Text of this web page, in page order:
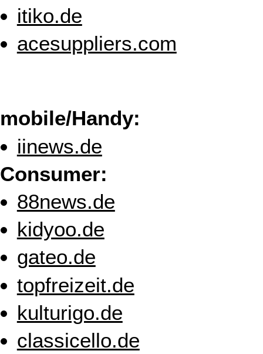
itiko.de
acesuppliers.com
mobile/Handy:
iinews.de
Consumer:
88news.de
kidyoo.de
gateo.de
topfreizeit.de
kulturigo.de
classicello.de